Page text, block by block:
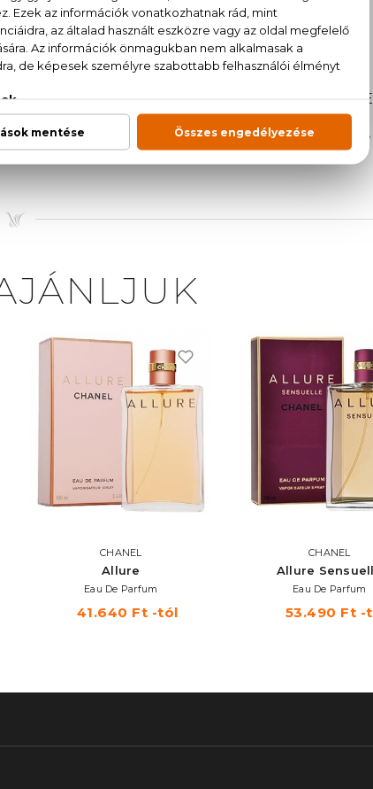
BENZYL SALICYLATE, LIMONENE,
CINNAMAL, ALPHA-ISOMETHYL IONONE,
ALCOHOL, ISOEUGENOL, CI 14700 (RED 4),
CHANEL
Allure
Eau De Parfum
41.640 Ft -tól
CHANEL
Allure
Eau De Parfum
53.490 Ft -